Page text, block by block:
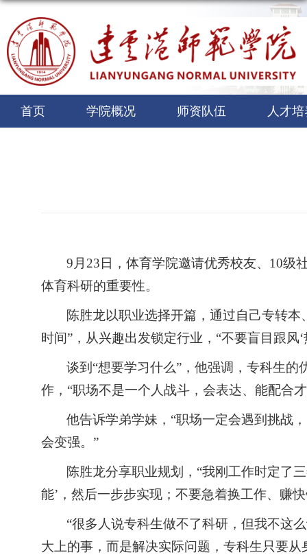
首页 学院概况 师资队伍 人才
9 月 23 日， 体育学院邀请优秀校友、 10级
体育科研的重要性。
陈胜龙以职业选择开篇， 通过自己专转本
时间” ，从兴趣出发锁定行业， “不要盲目跟风‘
谈到 “想要学习什么” ，他强调，专科生的
作， “职场不是一个人战斗，会表达、能配合
他告诉学弟学妹， “职场一定会遇到挑战
会变强。 ”
陈胜龙分享职业规划， “我刚工作时定了
能’ ，然后一步步实现；不要急着换工作、赚
“很多人说专科生做不了科研，但我不这
大上的事，而是解决实际问题，专科生只要从